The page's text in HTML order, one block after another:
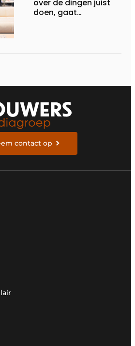
over de dingen juist
doen, gaat
contact op